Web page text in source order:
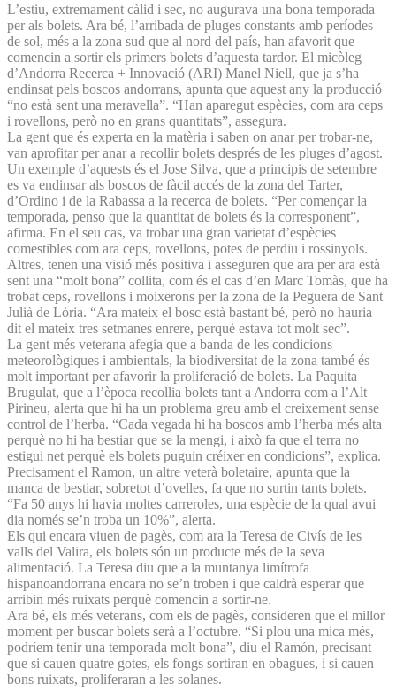
L’estiu, extremament càlid i sec, no augurava una bona temporada
per als bolets. Ara bé, l’arribada de pluges constants amb períodes
de sol, més a la zona sud que al nord del país, han afavorit que
comencin a sortir els primers bolets d’aquesta tardor. El micòleg
d’Andorra Recerca + Innovació (ARI) Manel Niell, que ja s’ha
endinsat pels boscos andorrans, apunta que aquest any la producció
“no està sent una meravella”. “Han aparegut espècies, com ara ceps
i rovellons, però no en grans quantitats”, assegura.
La gent que és experta en la matèria i saben on anar per trobar-ne,
van aprofitar per anar a recollir bolets després de les pluges d’agost.
Un exemple d’aquests és el Jose Silva, que a principis de setembre
es va endinsar als boscos de fàcil accés de la zona del Tarter,
d’Ordino i de la Rabassa a la recerca de bolets. “Per començar la
temporada, penso que la quantitat de bolets és la corresponent”,
afirma. En el seu cas, va trobar una gran varietat d’espècies
comestibles com ara ceps, rovellons, potes de perdiu i rossinyols.
Altres, tenen una visió més positiva i asseguren que ara per ara està
sent una “molt bona” collita, com és el cas d’en Marc Tomàs, que ha
trobat ceps, rovellons i moixerons per la zona de la Peguera de Sant
Julià de Lòria. “Ara mateix el bosc està bastant bé, però no hauria
dit el mateix tres setmanes enrere, perquè estava tot molt sec”.
La gent més veterana afegia que a banda de les condicions
meteorològiques i ambientals, la biodiversitat de la zona també és
molt important per afavorir la proliferació de bolets. La Paquita
Brugulat, que a l’època recollia bolets tant a Andorra com a l’Alt
Pirineu, alerta que hi ha un problema greu amb el creixement sense
control de l’herba. “Cada vegada hi ha boscos amb l’herba més alta
perquè no hi ha bestiar que se la mengi, i això fa que el terra no
estigui net perquè els bolets puguin créixer en condicions”, explica.
Precisament el Ramon, un altre veterà boletaire, apunta que la
manca de bestiar, sobretot d’ovelles, fa que no surtin tants bolets.
“Fa 50 anys hi havia moltes carreroles, una espècie de la qual avui
dia només se’n troba un 10%”, alerta.
Els qui encara viuen de pagès, com ara la Teresa de Civís de les
valls del Valira, els bolets són un producte més de la seva
alimentació. La Teresa diu que a la muntanya limítrofa
hispanoandorrana encara no se’n troben i que caldrà esperar que
arribin més ruixats perquè comencin a sortir-ne.
Ara bé, els més veterans, com els de pagès, consideren que el millor
moment per buscar bolets serà a l’octubre. “Si plou una mica més,
podríem tenir una temporada molt bona”, diu el Ramón, precisant
que si cauen quatre gotes, els fongs sortiran en obagues, i si cauen
bons ruixats, proliferaran a les solanes.